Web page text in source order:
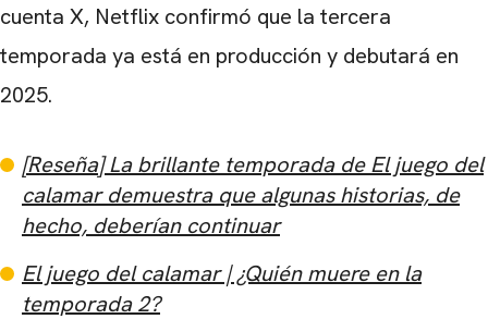
cuenta X, Netflix confirmó que la tercera
temporada ya está en producción y debutará en
2025.
[Reseña] La brillante temporada de El juego del
calamar demuestra que algunas historias, de
hecho, deberían continuar
El juego del calamar | ¿Quién muere en la
temporada 2?